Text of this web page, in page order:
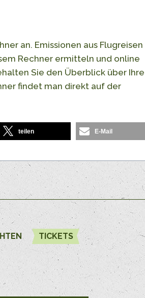
an. Emissionen aus Flugreisen
Rechner ermitteln und online
Sie den Überblick über Ihre
findet man direkt auf der
teilen E-Mail
TICKETS